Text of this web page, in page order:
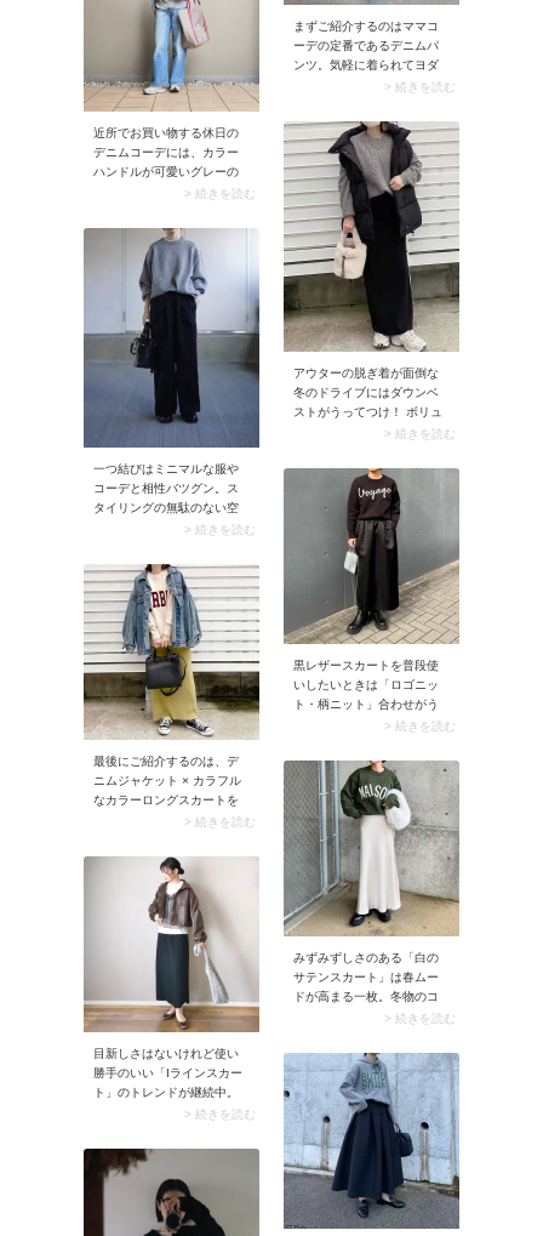
まずご紹介するのはママコ
ーデの定番であるデニムパ
ンツ。気軽に着られてヨダ
レや食べこぼしも目立ちに
イテムです。コーデの際は
きれいめな小物を合わせる
のがおすすめ。これだけで
ワンランク上に見えます
よ。
> 続きを読む
近所でお買い物する休日の
デニムコーデには、カラー
ハンドルが可愛いグレーの
トートバッグがぴったり。
ーでまとめれば、カジュア
ルだけれど上品さ漂うコー
デに仕上がります。パール
ネックレスを合わせて顔周
りに品のよさをプラスする
と素敵。
> 続きを読む
アウターの脱ぎ着が面倒な
冬のドライブにはダウンベ
ストがうってつけ！ ボリュ
ームがあるデザイン＆長め
と車を降りて外を歩く程度
なら寒さも感じにくそう。
伸縮性に優れたロングライ
トスカートを合わせれば、
すっきりと見えてバランス
よく決まります。
> 続きを読む
一つ結びはミニマルな服や
コーデと相性バツグン。ス
タイリングの無駄のない空
気感がヘアの雰囲気とぴっ
げにスタイリング剤でタイ
トになでつけると、モード
なムードがいっそう高まり
ますよ。
> 続きを読む
黒レザースカートを普段使
いしたいときは「ロゴニッ
ト・柄ニット」合わせがう
ってつけ。カジュアル感が
ンとアップ。スタイリング
に日常モードが加わること
で、黒レザースカート独特
の強いインパクトが落ち着
きます。
> 続きを読む
最後にご紹介するのは、デ
ニムジャケット × カラフル
なカラーロングスカートを
合わせたコーデ。フレッシ
ルーなど、なりたいイメー
ジに合わせて色選びを楽し
むことができます。またロ
ング丈のスカートで鮮やか
カラーを取り入れること
で、大人っぽいシルエット
が完成。パッと目を惹くカ
ラーとデニムジャケットの
組み合わせも、どこか洗練
感漂うバランスに仕上がり
ますよ。
> 続きを読む
みずみずしさのある「白の
サテンスカート」は春ムー
ドが高まる一枚。冬物のコ
ートやニットも、白サテン
新鮮なコーデにシフトしま
す。
> 続きを読む
目新しさはないけれど使い
勝手のいい「Iラインスカー
ト」のトレンドが継続中。
今シーズンは伸縮性のある
ュアルなデニム素材や季節
感のあるベロアが人気傾向
です。コーデをスッキリま
とめてくれるのはベーシッ
クなスカートならでは。
> 続きを読む